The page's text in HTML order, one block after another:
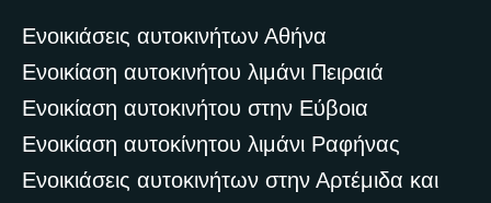
Ενοικιάσεις αυτοκινήτων Αθήνα
Ενοικίαση αυτοκινήτου λιμάνι Πειραιά
Ενοικίαση αυτοκινήτου στην Εύβοια
Ενοικίαση αυτοκίνητου λιμάνι Ραφήνας
Ενοικιάσεις αυτοκινήτων στην Αρτέμιδα και